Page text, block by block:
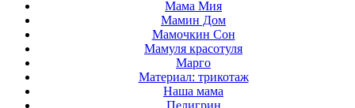
Мама Мия
Мамин Дом
Мамочкин Сон
Мамуля красотуля
Марго
Материал: трикотаж
Наша мама